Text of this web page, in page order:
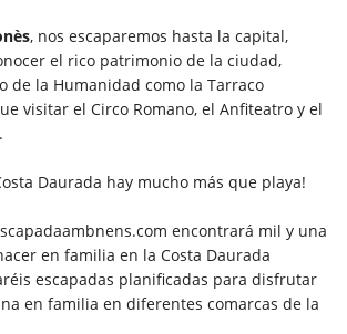
, nos escaparemos hasta la capital,
el rico patrimonio de la ciudad,
de la Humanidad como la Tarraco
visitar el Circo Romano, el Anfiteatro y el
Daurada hay mucho más que playa!
encontrará mil y una
en familia en la Costa Daurada
escapadas planificadas para disfrutar
en familia en diferentes comarcas de la